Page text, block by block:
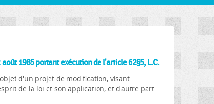
1985 portant exécution de l'article 62§5, L.C.
d'un projet de modification, visant
de la loi et son application, et d'autre part